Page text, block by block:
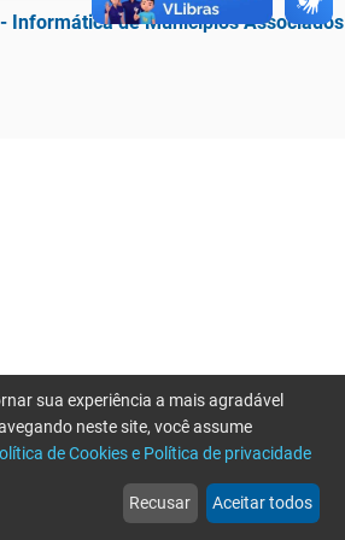
Informática de Municípios Associados
web
Notícias
more_horiz
Mais
sua experiência a mais agradável
neste site, você assume
de Cookies e Política de privacidade
Recusar Aceitar todos
por favor tente novamente